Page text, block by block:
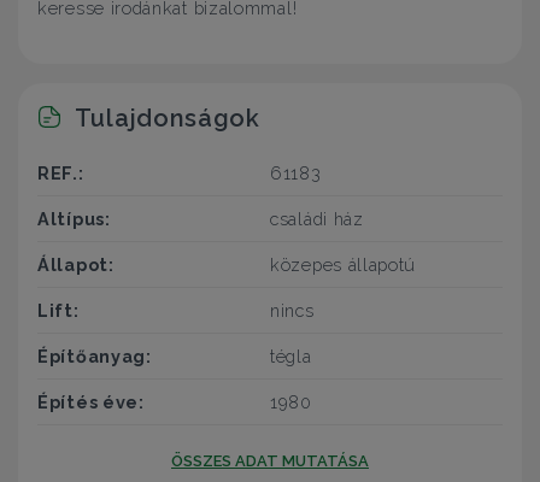
keresse irodánkat bizalommal!
Tulajdonságok
REF.: 61183
Altípus: családi ház
Állapot: közepes állapotú
Lift: nincs
Építőanyag: tégla
Építés éve: 1980
ÖSSZES ADAT MUTATÁSA